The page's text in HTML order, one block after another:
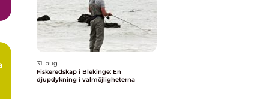
31. aug
Fiskeredskap i Blekinge: En
djupdykning i valmöjligheterna